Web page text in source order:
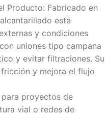
Producto: Fabricado en
está
y condiciones
uniones tipo campana
y evitar filtraciones. Su
y mejora el flujo
para proyectos de
vial o redes de